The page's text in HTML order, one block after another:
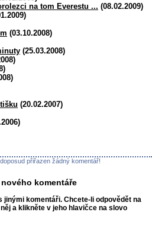
na tom Everestu ... (08.02.2009)
(03.10.2008)
(25.03.2008)
(20.02.2007)
přiřazen žádný komentář!
komentáře
jinými komentáři. Chcete-li odpovědět na
a klikněte v jeho hlavičce na slovo